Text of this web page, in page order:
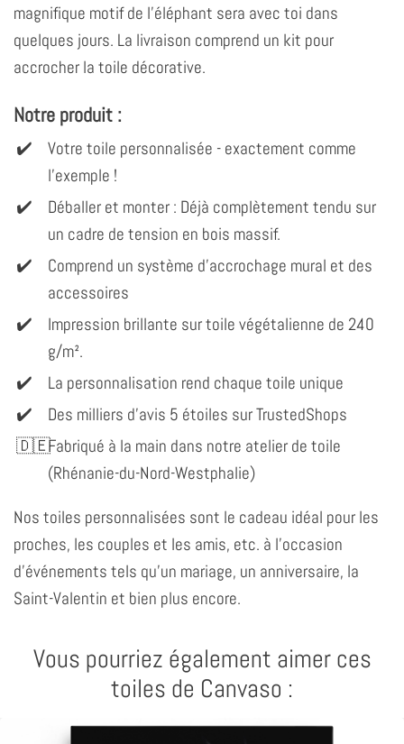
magnifique motif de l'éléphant sera avec toi dans
quelques jours. La livraison comprend un kit pour
accrocher la toile décorative.
Notre produit :
Votre toile personnalisée - exactement comme
l'exemple !
Déballer et monter : Déjà complètement tendu sur
un cadre de tension en bois massif.
Comprend un système d'accrochage mural et des
accessoires
Impression brillante sur toile végétalienne de 240
g/m².
La personnalisation rend chaque toile unique
Des milliers d'avis 5 étoiles sur TrustedShops
Fabriqué à la main dans notre atelier de toile
(Rhénanie-du-Nord-Westphalie)
Nos toiles personnalisées sont le cadeau idéal pour les
proches, les couples et les amis, etc. à l'occasion
d'événements tels qu'un mariage, un anniversaire, la
Saint-Valentin et bien plus encore.
Vous pourriez également aimer ces
toiles de Canvaso :